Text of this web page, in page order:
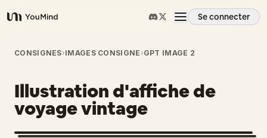
YouMind
Se connecter
Aperçu
Cas d'usage
Compétences
CONSIGNES›IMAGES CONSIGNE ›GPT IMAGE 2
Illustration d'affiche de
voyage vintage